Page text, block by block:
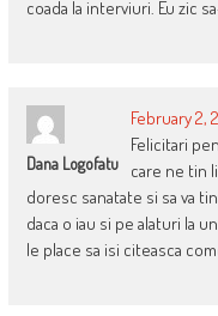
coada la interviuri. Eu zic
Dana Logofatu
February 2,
Felicitari
care ne tin
doresc sanatate si sa va
daca o iau si pe alaturi la
le place sa isi citeasca